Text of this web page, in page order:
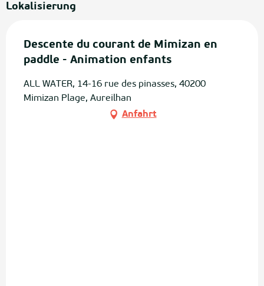
Lokalisierung
Descente du courant de Mimizan en
paddle - Animation enfants
ALL WATER, 14-16 rue des pinasses, 40200
Mimizan Plage, Aureilhan
Anfahrt